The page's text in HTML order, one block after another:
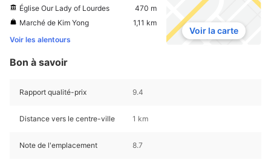
Église Our Lady of Lourdes
470 m
Marché de Kim Yong
1,11 km
Voir les alentours
Voir la carte
Bon à savoir
Rapport qualité-prix 9.4
Distance vers le centre-ville 1 km
Note de l'emplacement 8.7